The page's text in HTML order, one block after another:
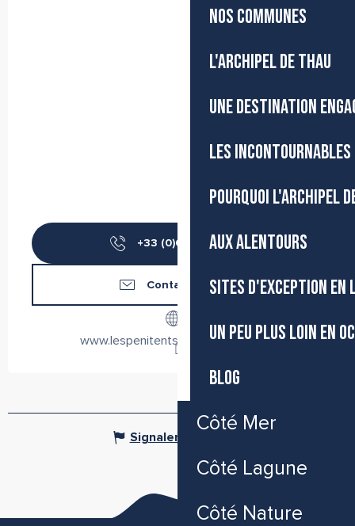
NOS COMMUNES
L'ARCHIPEL DE THAU
UNE DESTINATION
LES
POURQUOI L'ARCHIPEL
AUX ALENTOURS
SITES D'EXCEPTION EN
UN PEU PLUS LOIN EN
BLOG
Côté Mer
Côté Lagune
Côté Nature
+33 (0)6248008▒▒
Contactez-nous
www.lespenitentsmeze.wixsite.com
Signaler une erreur